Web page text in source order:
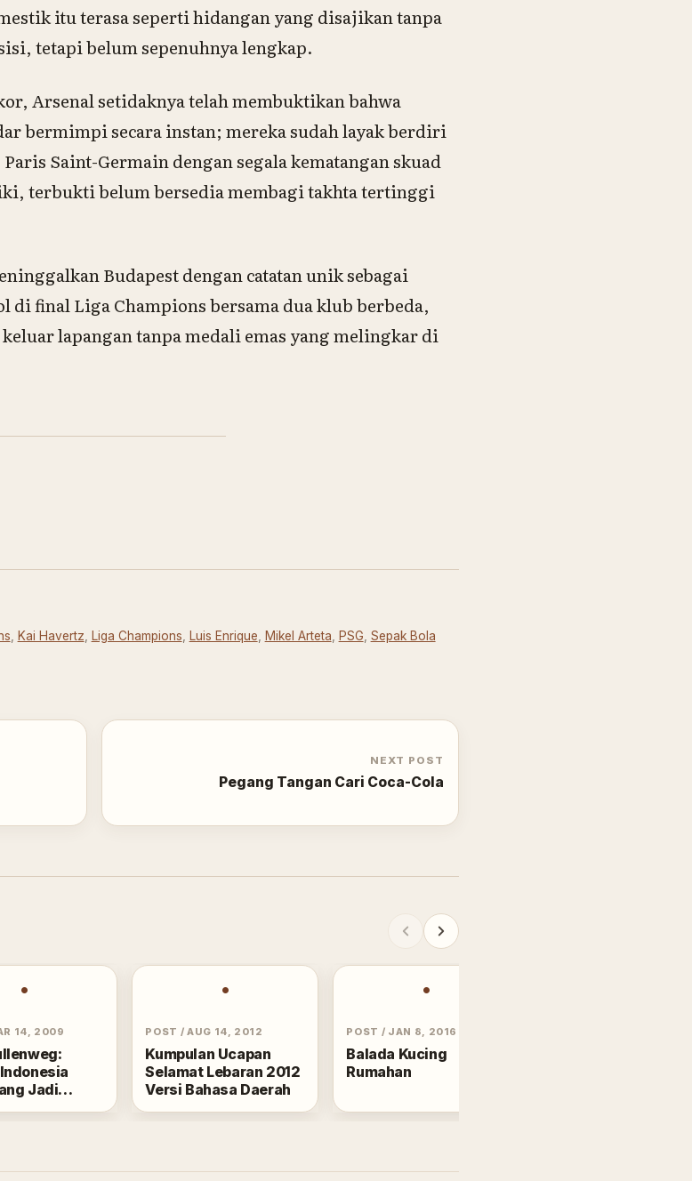
itu terasa seperti hidangan yang disajikan tanpa
tetapi belum sepenuhnya lengkap.
Arsenal setidaknya telah membuktikan bahwa
bermimpi secara instan; mereka sudah layak berdiri
Saint-Germain dengan segala kematangan skuad
terbukti belum bersedia membagi takhta tertinggi
Budapest dengan catatan unik sebagai
di final Liga Champions bersama dua klub berbeda,
lapangan tanpa medali emas yang melingkar di
Kai Havertz Liga Champions Luis Enrique Mikel Arteta PSG Sepak Bola
NEXT POST
Pegang Tangan Cari Coca-Cola
•
14, 2009
Jadi
•
POST / AUG 14, 2012
Kumpulan Ucapan
Selamat Lebaran 2012
Versi Bahasa Daerah
•
POST / JAN 8, 2016
Balada Kucing
Rumahan